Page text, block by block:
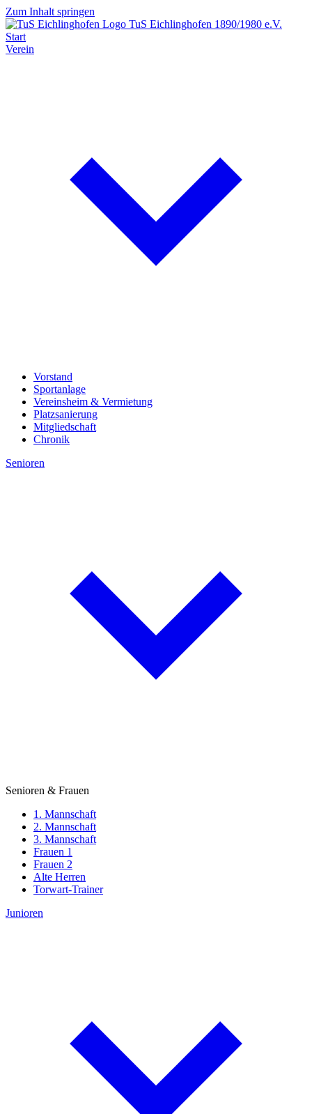
Zum Inhalt springen
TuS Eichlinghofen 1890/1980 e.V.
Start
Verein
Vorstand
Sportanlage
Vereinsheim & Vermietung
Platzsanierung
Mitgliedschaft
Chronik
Senioren
Senioren & Frauen
1. Mannschaft
2. Mannschaft
3. Mannschaft
Frauen 1
Frauen 2
Alte Herren
Torwart-Trainer
Junioren